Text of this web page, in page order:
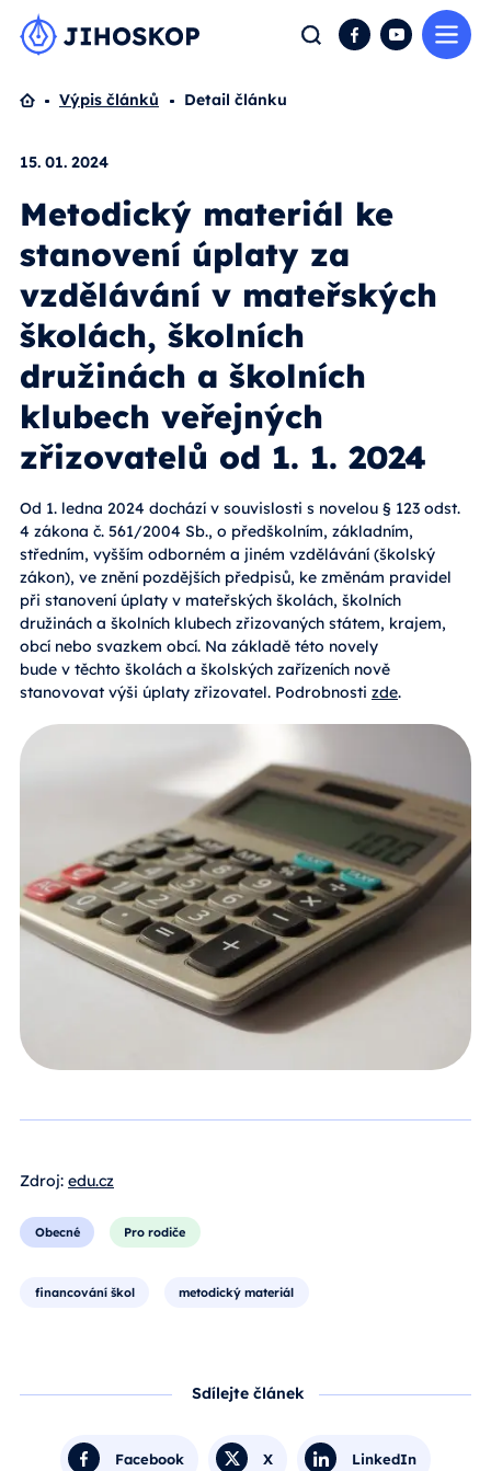
Hledat FacebookYouTube
Domů
Výpis článků Detail článku
15. 01. 2024
Metodický materiál ke
stanovení úplaty za
vzdělávání v mateřských
školách, školních
družinách a školních
klubech veřejných
zřizovatelů od 1. 1. 2024
Od 1. ledna 2024 dochází v souvislosti s novelou § 123 odst.
4 zákona č. 561/2004 Sb., o předškolním, základním,
středním, vyšším odborném a jiném vzdělávání (školský
zákon), ve znění pozdějších předpisů, ke změnám pravidel
při stanovení úplaty v mateřských školách, školních
družinách a školních klubech zřizovaných státem, krajem,
obcí nebo svazkem obcí. Na základě této novely
bude v těchto školách a školských zařízeních nově
stanovovat výši úplaty zřizovatel. Podrobnosti zde.
Zdroj: edu.cz
Obecné Pro rodiče
financování škol metodický materiál
Sdílejte článek
Facebook X LinkedIn